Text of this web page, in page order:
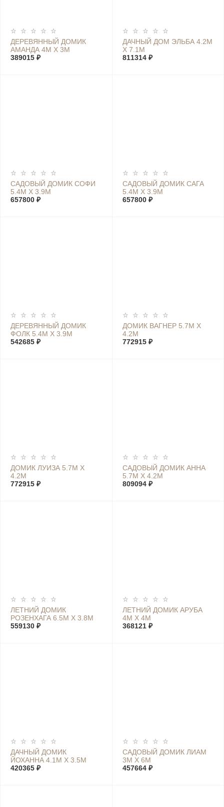
ДЕРЕВЯННЫЙ ДОМИК
АМАНДА 4М Х 3М
389015 ₽
ДАЧНЫЙ ДОМ ЭЛЬБА 4.2М
Х 7.1М
811314 ₽
САДОВЫЙ ДОМИК СОФИ
5.4М Х 3.9М
657800 ₽
САДОВЫЙ ДОМИК САГА
5.4М Х 3.9М
657800 ₽
ДЕРЕВЯННЫЙ ДОМИК
ФОЛК 5.4М Х 3.9М
542685 ₽
ДОМИК ВАГНЕР 5.7М Х
4.2М
772915 ₽
ДОМИК ЛУИЗА 5.7М Х
4.2М
772915 ₽
САДОВЫЙ ДОМИК АННА
5.7М Х 4.2М
809094 ₽
ЛЕТНИЙ ДОМИК
РОЗЕНХАГА 6.5М Х 3.8М
559130 ₽
ЛЕТНИЙ ДОМИК АРУБА
4М Х 4М
368121 ₽
ДАЧНЫЙ ДОМИК
ЙОХАННА 4.1М Х 3.5М
420365 ₽
САДОВЫЙ ДОМИК ЛИАМ
3М Х 6М
457664 ₽